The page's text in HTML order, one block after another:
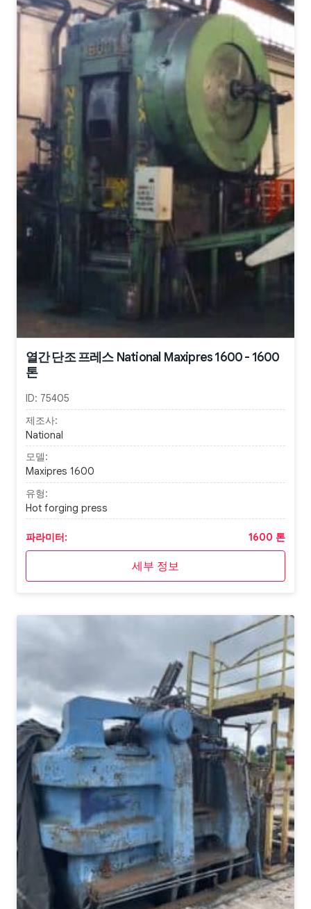
열간 단조 프레스 National Maxipres 1600 - 1600
톤
ID: 75405
제조사:
National
모델:
Maxipres 1600
유형:
Hot forging press
파라미터: 1600 톤
세부 정보